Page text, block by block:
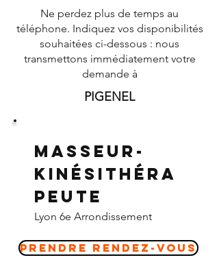
Ne perdez plus de temps au
téléphone. Indiquez vos disponibilités
souhaitées ci-dessous : nous
transmettons immédiatement votre
demande à
PIGENEL
Masseur-
Kinésithéra
peute
Lyon 6e Arrondissement
Prendre Rendez-vous